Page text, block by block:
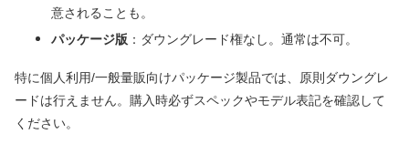
意されることも。
パッケージ版 ：ダウングレード権なし。通常は不可。
特に個人利用/一般量販向けパッケージ製品では、原則ダウングレ
ードは行えません。購入時必ずスペックやモデル表記を確認して
ください。